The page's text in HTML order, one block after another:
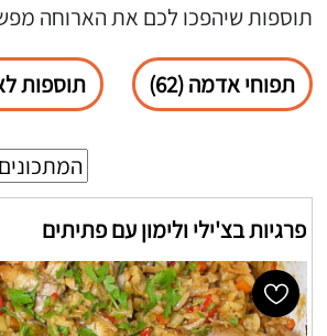
תוספות שיהפכו לכם את הארוחה
תפוחי אדמה (62) תוספות
פרגיות בצ'ילי ולימון עם פתיתים